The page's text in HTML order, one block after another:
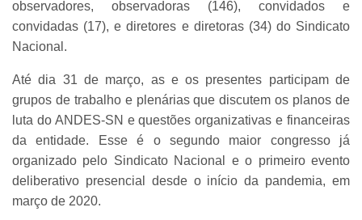
observadores, observadoras (146), convidados e
convidadas (17), e diretores e diretoras (34) do Sindicato
Nacional.
Até dia 31 de março, as e os presentes participam de
grupos de trabalho e plenárias que discutem os planos de
luta do ANDES-SN e questões organizativas e financeiras
da entidade. Esse é o segundo maior congresso já
organizado pelo Sindicato Nacional e o primeiro evento
deliberativo presencial desde o início da pandemia, em
março de 2020.